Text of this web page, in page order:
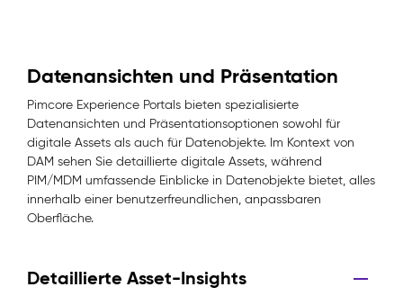
Datenansichten und Präsentation
Pimcore Experience Portals bieten spezialisierte
Datenansichten und Präsentationsoptionen sowohl für
digitale Assets als auch für Datenobjekte. Im Kontext von
DAM sehen Sie detaillierte digitale Assets, während
PIM/MDM umfassende Einblicke in Datenobjekte bietet, alles
innerhalb einer benutzerfreundlichen, anpassbaren
Oberfläche.
Detaillierte Asset-Insights